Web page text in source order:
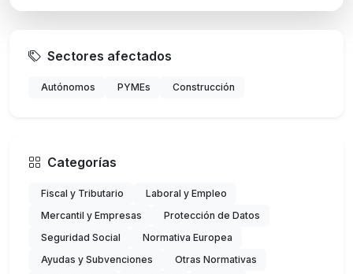
Sectores afectados
Autónomos PYMEs Construcción
Categorías
Fiscal y Tributario
Laboral y Empleo
Mercantil y Empresas
Protección de Datos
Seguridad Social
Normativa Europea
Ayudas y Subvenciones
Otras Normativas